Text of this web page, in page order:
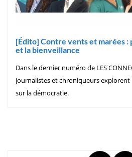
[Édito] Contre vents et marées :
et la bienveillance
Dans le dernier numéro de LES
journalistes et chroniqueurs
sur la démocratie.